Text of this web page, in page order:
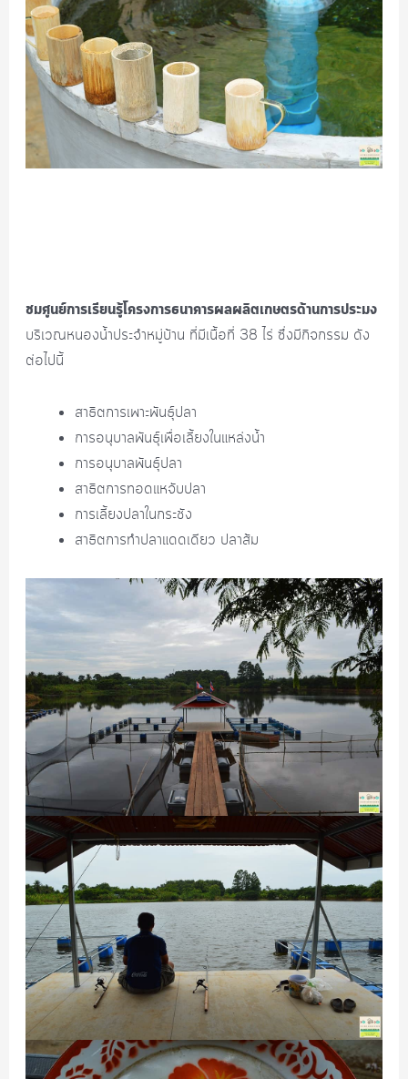
ชมศูนย์การเรียนรู้โครงการธนาคารผลผลิตเกษตรด้านการประมง
บริเวณหนองน้ำประจำหมู่บ้าน ที่มีเนื้อที่ 38 ไร่ ซึ่งมีกิจกรรม ดัง
ต่อไปนี้
สาธิตการเพาะพันธุ์ปลา
การอนุบาลพันธุ์เพื่อเลี้ยงในแหล่งน้ำ
การอนุบาลพันธุ์ปลา
สาธิตการทอดแหจับปลา
การเลี้ยงปลาในกระชัง
สาธิตการทำปลาแดดเดียว ปลาส้ม